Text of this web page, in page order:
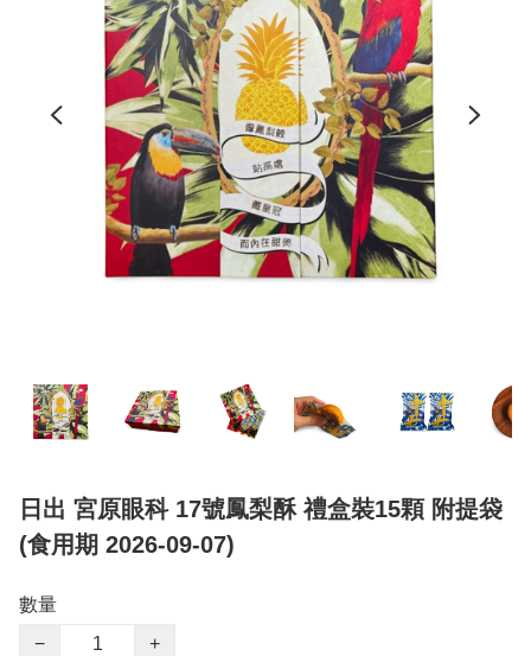
日出 宮原眼科 17號鳳梨酥 禮盒裝15顆 附提袋
(食用期 2026-09-07)
數量
−
+